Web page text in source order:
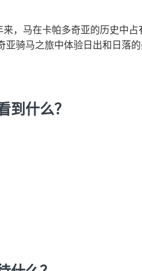
，马在卡帕多奇亚的历史中
骑马之旅中体验日出和日落
到什么？